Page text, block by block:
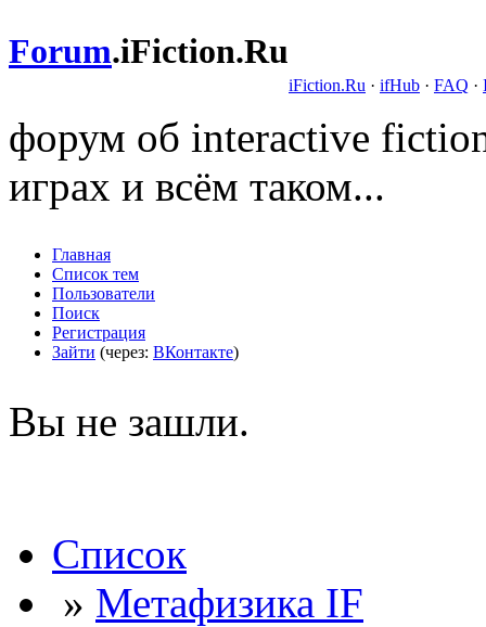
Forum.iFiction.Ru
iFiction.Ru · ifHub · FAQ ·
форум об interactive
играх и всём таком...
Главная
Список тем
Пользователи
Поиск
Регистрация
Зайти (через: ВКонтакте)
Вы не зашли.
Список
» Метафизика IF